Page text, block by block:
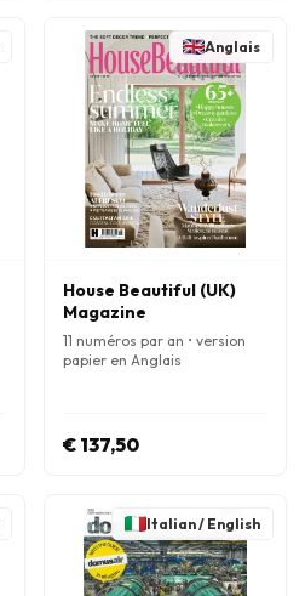
Anglais
House Beautiful (UK)
Magazine
11 numéros par an • version
papier en Anglais
€ 137,50
Italian / English